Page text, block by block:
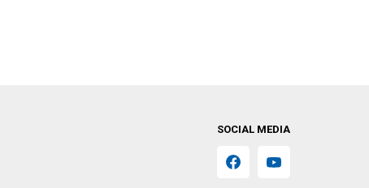
SOCIAL MEDIA